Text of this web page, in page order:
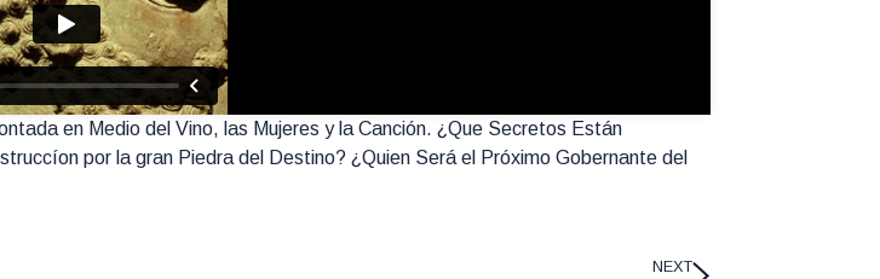
en Medio del Vino, las Mujeres y la Canción. ¿Que Secretos Están
por la gran Piedra del Destino? ¿Quien Será el Próximo Gobernante del
NEXT